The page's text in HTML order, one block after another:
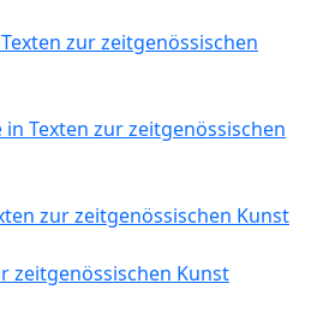
zur zeitgenössischen
Texten zur zeitgenössischen
zur zeitgenössischen Kunst
zeitgenössischen Kunst